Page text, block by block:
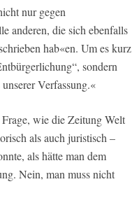
nur gegen
anderen, die sich ebenfalls
hab«en. Um es kurz
sondern
Verfassung.«
wie die Zeitung Welt
als auch juristisch –
als hätte man dem
Nein, man muss nicht